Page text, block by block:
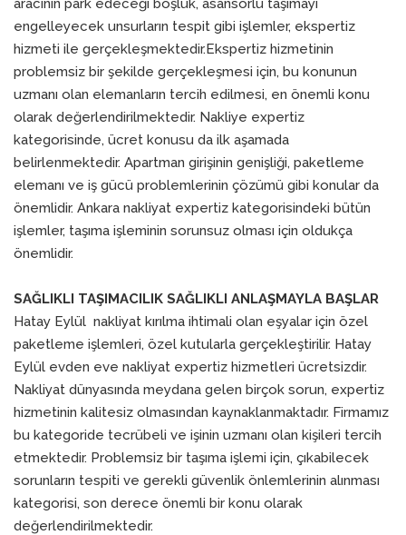
engelleyecek unsurların tespit gibi işlemler, ekspertiz
hizmeti ile gerçekleşmektedir.Ekspertiz hizmetinin
problemsiz bir şekilde gerçekleşmesi için, bu konunun
uzmanı olan elemanların tercih edilmesi, en önemli konu
olarak değerlendirilmektedir. Nakliye expertiz
kategorisinde, ücret konusu da ilk aşamada
belirlenmektedir. Apartman girişinin genişliği, paketleme
elemanı ve iş gücü problemlerinin çözümü gibi konular da
önemlidir. Ankara nakliyat expertiz kategorisindeki bütün
işlemler, taşıma işleminin sorunsuz olması için oldukça
önemlidir.
SAĞLIKLI TAŞIMACILIK SAĞLIKLI ANLAŞMAYLA BAŞLAR
Hatay Eylül nakliyat kırılma ihtimali olan eşyalar için özel
paketleme işlemleri, özel kutularla gerçekleştirilir. Hatay
Eylül evden eve nakliyat expertiz hizmetleri ücretsizdir.
Nakliyat dünyasında meydana gelen birçok sorun, expertiz
hizmetinin kalitesiz olmasından kaynaklanmaktadır. Firmamız
bu kategoride tecrübeli ve işinin uzmanı olan kişileri tercih
etmektedir. Problemsiz bir taşıma işlemi için, çıkabilecek
sorunların tespiti ve gerekli güvenlik önlemlerinin alınması
kategorisi, son derece önemli bir konu olarak
değerlendirilmektedir.